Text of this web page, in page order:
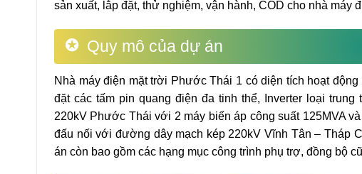
sản xuất, lắp đặt, thử nghiệm, vận hành, COD cho nhà máy
Quy mô của dự án
Nhà máy điện mặt trời Phước Thái 1 có diện tích hoạt
đặt các tấm pin quang điện đa tinh thể, Inverter loại
220kV Phước Thái với 2 máy biến áp công suất 125MVA
đấu nối với đường dây mạch kép 220kV Vĩnh Tân – Tháp
án còn bao gồm các hạng mục công trình phụ trợ, đồng bộ